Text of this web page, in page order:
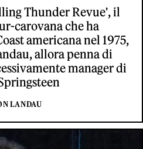
Thunder Revue', il
carovana che ha
americana nel 1975,
allora penna di
manager di
LANDAU